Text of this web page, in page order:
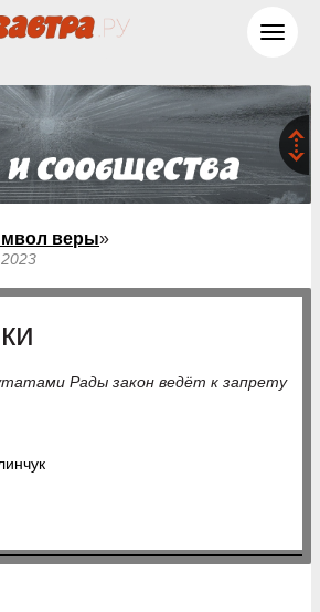
веры»
Рады закон ведёт к запрету